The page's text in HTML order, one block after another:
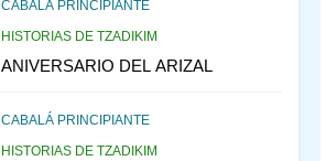
CABALÁ PRINCIPIANTE
HISTORIAS DE TZADIKIM
ANIVERSARIO DEL ARIZAL
CABALÁ PRINCIPIANTE
HISTORIAS DE TZADIKIM
CONVERSAR CON LA
MUJER A LA LUZ DEL
JUDAÍSMO
AMOR, PAREJA Y MATRIMONIO
Pirkei Avot 3:7 SOLO